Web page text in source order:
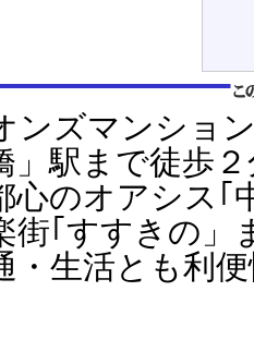
ズマンショ
」駅まで徒歩
心のオアシス｢
街｢すすきの」
・生活とも利